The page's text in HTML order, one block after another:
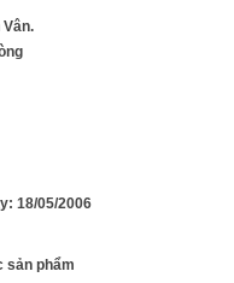
18/05/2006
sản phẩm